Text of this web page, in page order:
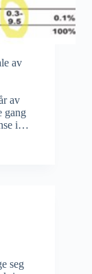
av
av
gang
i…
seg